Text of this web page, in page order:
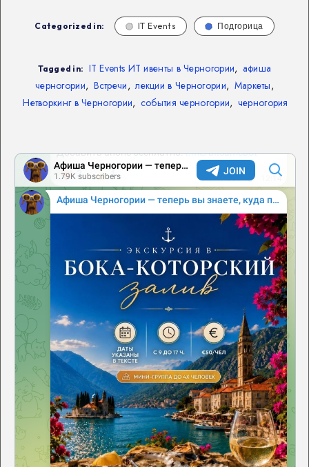
Categorized in: IT Events Подгорица
Tagged in: IT Events ИТ ивенты в Черногории, афиша
черногории, Встречи, лекции в Черногории, Маркеты,
Нетворкинг в Черногории, события черногории, черногория